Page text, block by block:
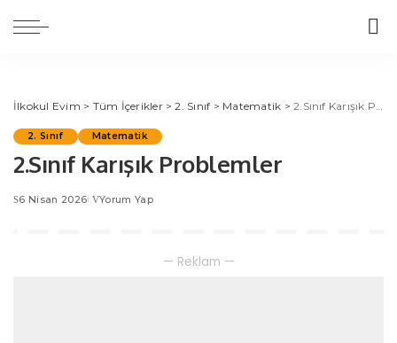
İlkokul Evim > Tüm İçerikler>2. Sınıf > Matematik >2.Sınıf Karışık Problemler
2. Sınıf Matematik
2.Sınıf Karışık Problemler
6 Nisan 2026 Yorum Yap
— Reklam —